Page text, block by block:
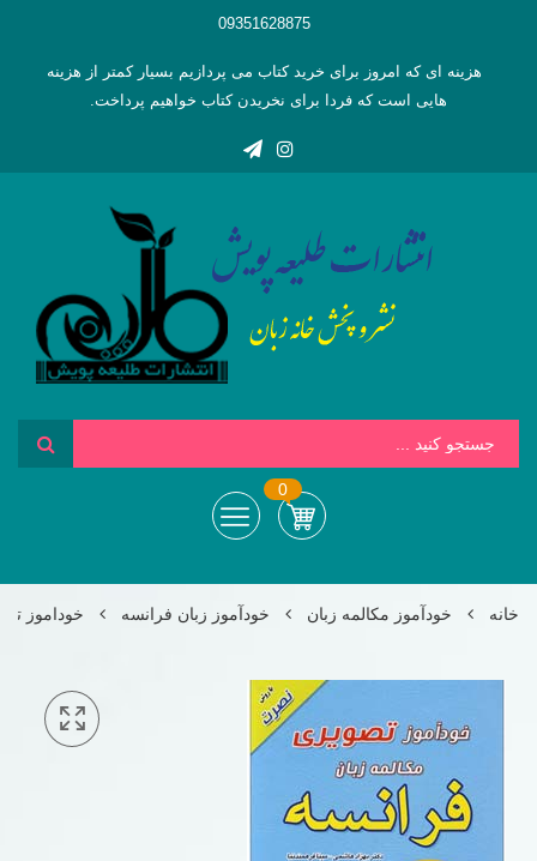
09351628875
هزینه ای که امروز برای خرید کتاب می پردازیم بسیار کمتر از هزینه
هایی است که فردا برای نخریدن کتاب خواهیم پرداخت.
0
خانه خودآموز مکالمه زبان خودآموز زبان فرانسه خوداموز